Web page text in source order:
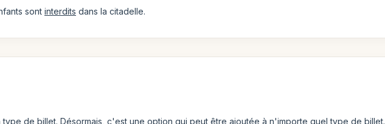
sont interdits dans la citadelle.
de billet. Désormais, c'est une option qui peut être ajoutée à n'importe quel type de billet.